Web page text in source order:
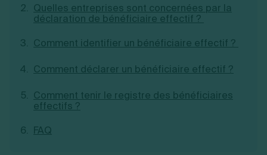
Toutes les modifications
Je suis autonome
Découvrez notre cabinet d'expertise
Création d'EURL
Création de SASU
Création de SAS
Création d'association
Ouverture compte pro
Fermeture d’une entreprise
Quelles entreprises sont concernées par la
déclaration de bénéficiaire effectif ?
Comment identifier un bénéficiaire effectif ?
Comment déclarer un bénéficiaire effectif ?
Comment tenir le registre des bénéficiaires
effectifs ?
FAQ